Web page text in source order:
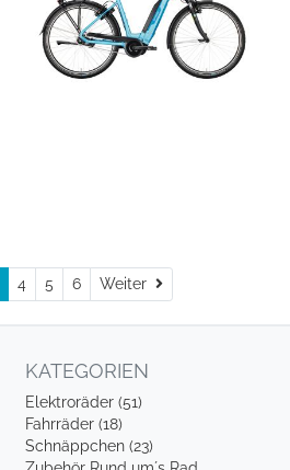
4 5 6 Weiter Weiter
KATEGORIEN
Elektroräder (51)
Fahrräder (18)
Schnäppchen (23)